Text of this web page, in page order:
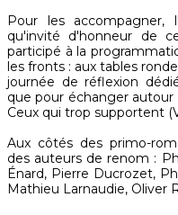
Pour les
qu'invité d'honneur de
participé à la
les fronts : aux tables
journée de réflexion
que pour échanger
Ceux qui trop supportent
Aux côtés des primo-
des auteurs de renom :
Énard, Pierre Ducrozet,
Mathieu Larnaudie, Oliver